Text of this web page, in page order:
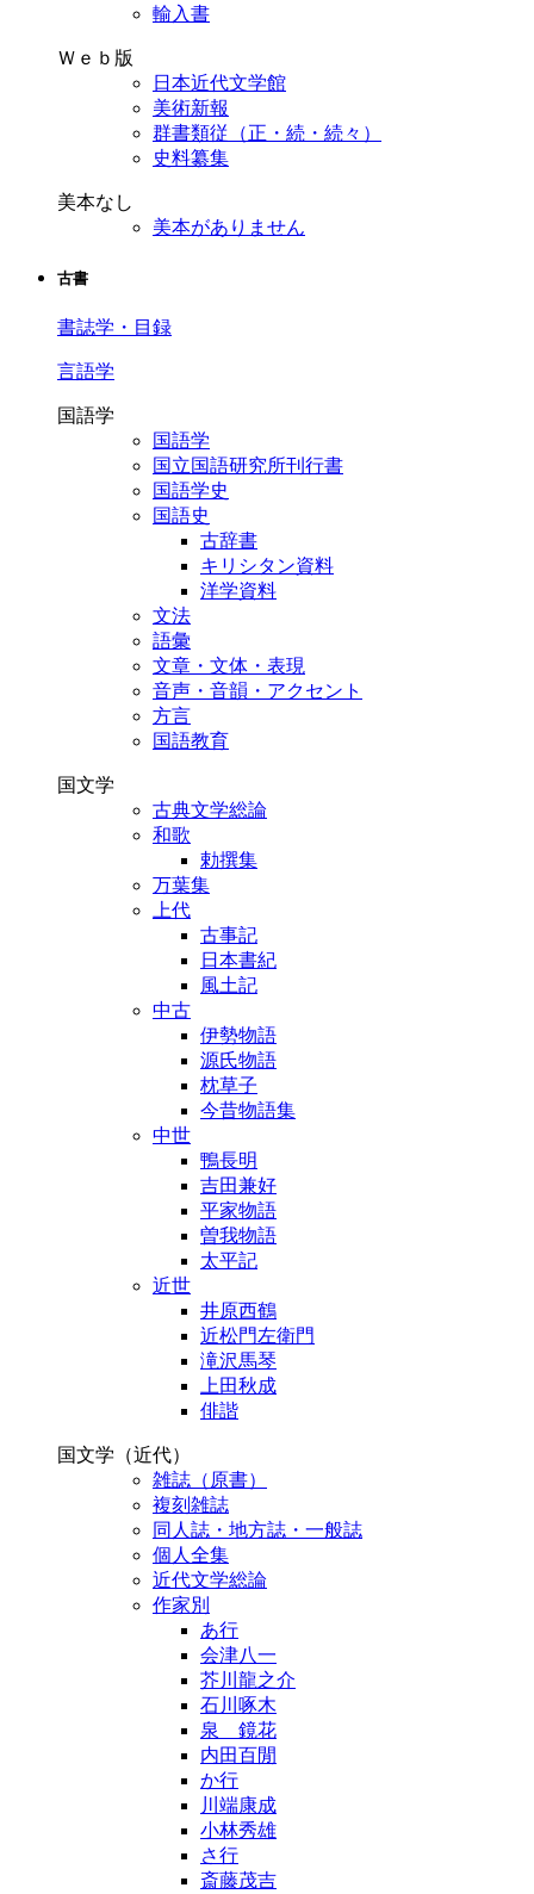
輸入書
Ｗｅｂ版
日本近代文学館
美術新報
群書類従（正・続・続々）
史料纂集
美本なし
美本がありません
古書
書誌学・目録
言語学
国語学
国語学
国立国語研究所刊行書
国語学史
国語史
古辞書
キリシタン資料
洋学資料
文法
語彙
文章・文体・表現
音声・音韻・アクセント
方言
国語教育
国文学
古典文学総論
和歌
勅撰集
万葉集
上代
古事記
日本書紀
風土記
中古
伊勢物語
源氏物語
枕草子
今昔物語集
中世
鴨長明
吉田兼好
平家物語
曽我物語
太平記
近世
井原西鶴
近松門左衛門
滝沢馬琴
上田秋成
俳諧
国文学（近代）
雑誌（原書）
複刻雑誌
同人誌・地方誌・一般誌
個人全集
近代文学総論
作家別
あ行
会津八一
芥川龍之介
石川啄木
泉 鏡花
内田百閒
か行
川端康成
小林秀雄
さ行
斎藤茂吉